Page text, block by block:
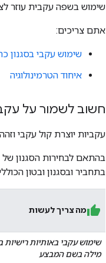
שימוש בשפה עקבית עוזר
אתם צריכים:
שימוש עקבי בסגנון
איחוד הטרמינולוגיה
חשוב לשמור על
עקביות יוצרת קול עקבי
בהתאם לבחירות הסגנון
בתחביר ובסגנון ובטון
מה צריך לעשות
שימוש עקבי באותיות
מילה בשם המבצע